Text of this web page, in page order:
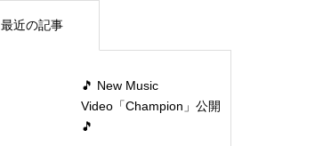
最近の記事
🎵 New Music
Video「Champion」公開
🎵